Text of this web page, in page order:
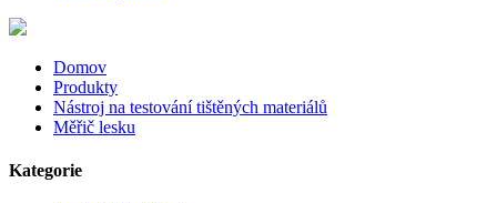
Domov
Produkty
Nástroj na testování tištěných materiálů
Měřič lesku
Kategorie